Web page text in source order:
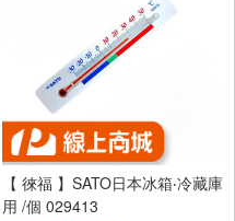
【 徠福 】SATO日本冰箱‧冷藏庫
用 /個 029413